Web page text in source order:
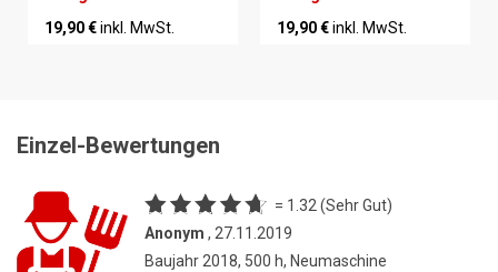
19,90 €inkl. MwSt.
19,90 €inkl. MwSt.
Einzel-Bewertungen
= 1.32 (Sehr Gut)
Anonym , 27.11.2019
Baujahr 2018, 500 h, Neumaschine